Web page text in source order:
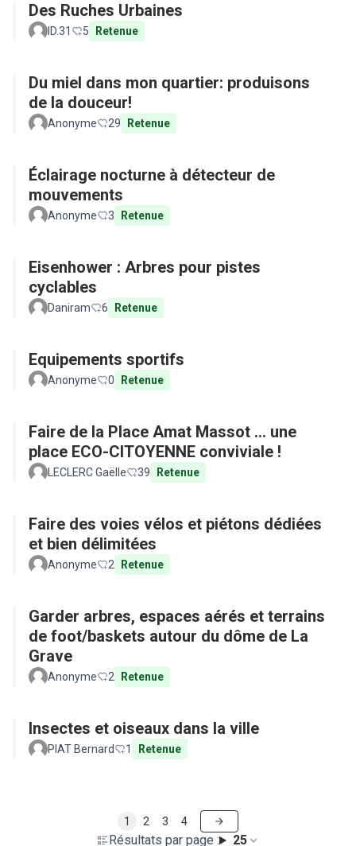
Des Ruches Urbaines
ID.31 5 Retenue
Du miel dans mon quartier: produisons
de la douceur!
Anonyme 29 Retenue
Éclairage nocturne à détecteur de
mouvements
Anonyme 3 Retenue
Eisenhower : Arbres pour pistes
cyclables
Daniram 6 Retenue
Equipements sportifs
Anonyme 0 Retenue
Faire de la Place Amat Massot ... une
place ECO-CITOYENNE conviviale !
LECLERC Gaëlle 39 Retenue
Faire des voies vélos et piétons dédiées
et bien délimitées
Anonyme 2 Retenue
Garder arbres, espaces aérés et terrains
de foot/baskets autour du dôme de La
Grave
Anonyme 2 Retenue
Insectes et oiseaux dans la ville
PIAT Bernard 1 Retenue
Résultats par page : 25
1 2 3 4